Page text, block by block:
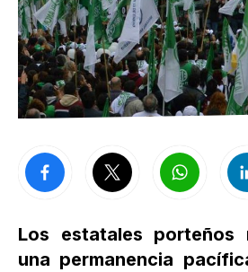
Los estatales porteños
una permanencia